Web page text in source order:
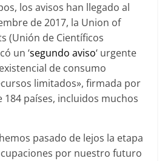
los avisos han llegado al
de 2017, la Union of
(Unión de Científicos
un ‘segundo aviso‘ urgente
de consumo
limitados», firmada por
184 países, incluidos muchos
pasado de lejos la etapa
por nuestro futuro